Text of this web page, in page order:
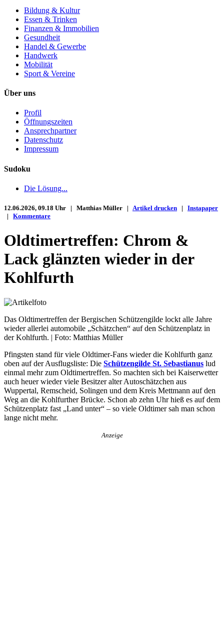
Bildung & Kultur
Essen & Trinken
Finanzen & Immobilien
Gesundheit
Handel & Gewerbe
Handwerk
Mobilität
Sport & Vereine
Über uns
Profil
Öffnungszeiten
Ansprechpartner
Datenschutz
Impressum
Sudoku
Die Lösung...
12.06.2026, 09.18 Uhr | Matthias Müller | Artikel drucken | Instapaper
| Kommentare
Oldtimertreffen: Chrom &
Lack glänzten wieder in der
Kohlfurth
Das Oldtimertreffen der Bergischen Schützengilde lockt alle Jahre
wieder allerlei automobile „Schätzchen“ auf den Schützenplatz in
der Kohlfurth. | Foto: Matthias Müller
Pfingsten stand für viele Oldtimer-Fans wieder die Kohlfurth ganz
oben auf der Ausflugsliste: Die Schützengilde St. Sebastianus lud
einmal mehr zum Oldtimertreffen. So machten sich bei Kaiserwetter
auch heuer wieder viele Besitzer alter Autoschätzchen aus
Wuppertal, Remscheid, Solingen und dem Kreis Mettmann auf den
Weg an die Kohlfurther Brücke. Schon ab zehn Uhr hieß es auf dem
Schützenplatz fast „Land unter“ – so viele Oldtimer sah man schon
lange nicht mehr.
Anzeige